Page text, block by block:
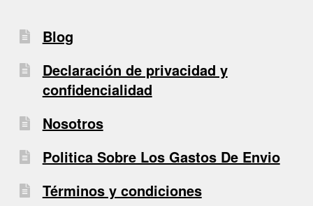
Blog
Declaración de privacidad y
confidencialidad
Nosotros
Politica Sobre Los Gastos De Envio
Términos y condiciones